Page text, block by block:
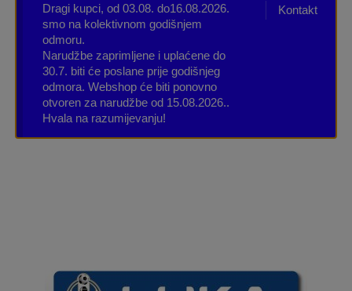
Kontakt
Dragi kupci, od 03.08. do16.08.2026.
smo na kolektivnom godišnjem
odmoru.
Narudžbe zaprimljene i uplaćene do
30.7. biti će poslane prije godišnjeg
odmora. Webshop će biti ponovno
otvoren za narudžbe od 15.08.2026..
Hvala na razumijevanju!